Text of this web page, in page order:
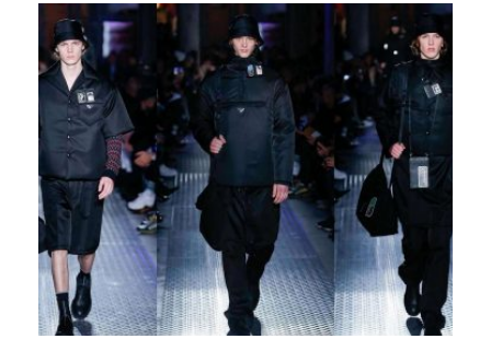
OUTFIT
BEAUTY
TRAVEL
PARTIES
CELEB